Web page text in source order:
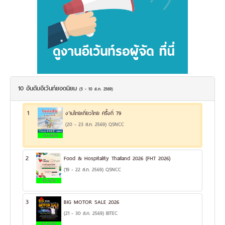
10 อันดับอีเว้นท์ยอดนิยม (5 - 10 ส.ค. 2569)
1
20.86%
งานไทยเที่ยวไทย ครั้งที่ 79
(20 - 23 ส.ค. 2569) QSNCC
2
10.12%
Food & Hospitality Thailand 2026 (FHT 2026)
(19 - 22 ส.ค. 2569) QSNCC
3 BIG MOTOR SALE 2026
(21 - 30 ส.ค. 2569) BITEC